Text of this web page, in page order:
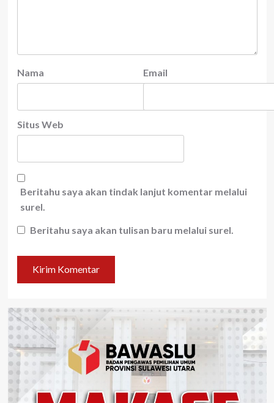
Nama Email
Situs Web
Beritahu saya akan tindak lanjut komentar melalui
surel.
Beritahu saya akan tulisan baru melalui surel.